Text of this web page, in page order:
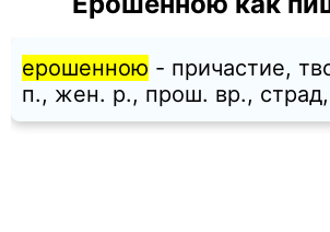
ерошенною - причастие,
п., жен. p., прош. вр.,